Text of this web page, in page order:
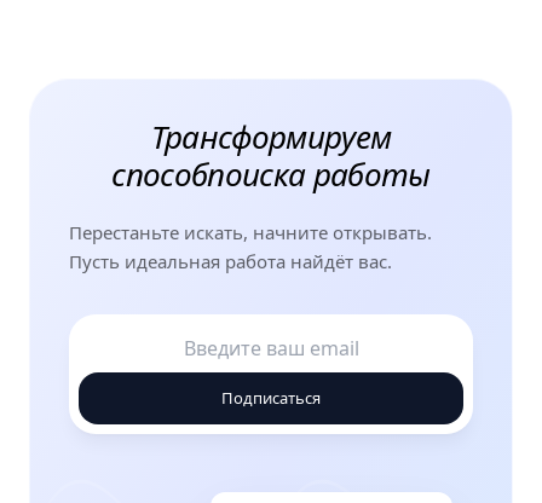
Трансформируем
способпоиска работы
Перестаньте искать, начните открывать.
Пусть идеальная работа найдёт вас.
Подписаться